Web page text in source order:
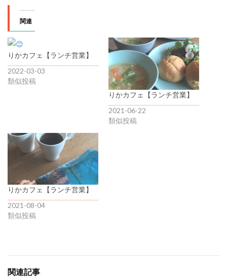
関連
りかカフェ【ランチ営業】
2022-03-03
類似投稿
りかカフェ【ランチ営業】
2021-06-22
類似投稿
りかカフェ【ランチ営業】
2021-08-04
類似投稿
関連記事